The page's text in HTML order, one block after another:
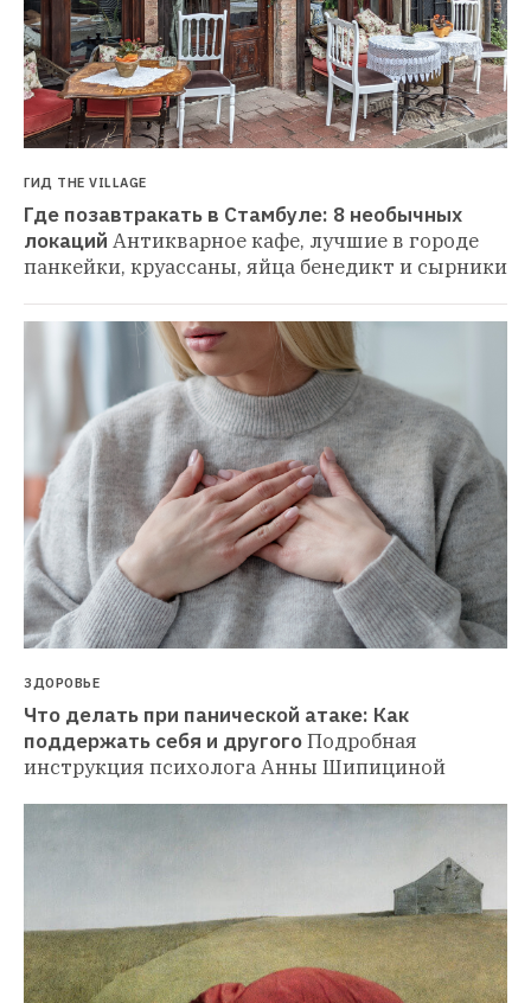
ГИД THE VILLAGE
Где позавтракать в Стамбуле: 8 необычных
локаций Антикварное кафе, лучшие в городе
панкейки, круассаны, яйца бенедикт и сырники
ЗДОРОВЬЕ
Что делать при панической атаке: Как
поддержать себя и другогоПодробная
инструкция психолога Анны Шипициной